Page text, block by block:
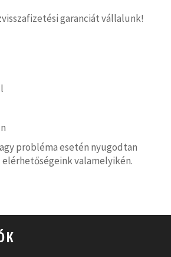
garanciát vállalunk!
probléma esetén nyugodtan
elérhetőségeink valamelyikén.